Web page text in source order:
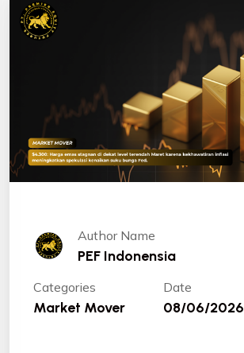
Author Name
PEF Indonensia
Categories
Market Mover
Date
08/06/2026